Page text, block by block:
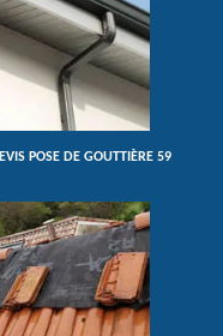
POSE DE GOUTTIÈRE 59